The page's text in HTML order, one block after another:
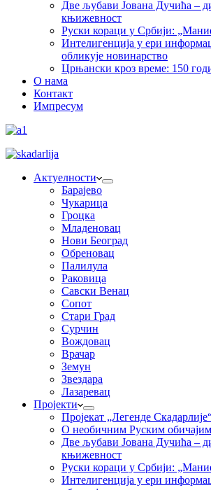
Две љубави Јована Дучића –
књижевност
Руски кораци у Србији:
Интелигенција у ери
обликује новинарство
Црњански кроз време: 150
О нама
Контакт
Импресум
Актуелности
Барајево
Чукарица
Гроцка
Младеновац
Нови Београд
Обреновац
Палилула
Раковица
Савски Венац
Сопот
Стари Град
Сурчин
Вождовац
Врачар
Земун
Звездара
Лазаревац
Пројекти
Пројекат „Легенде
О необичним Руским
Две љубави Јована Дучића –
књижевност
Руски кораци у Србији:
Интелигенција у ери